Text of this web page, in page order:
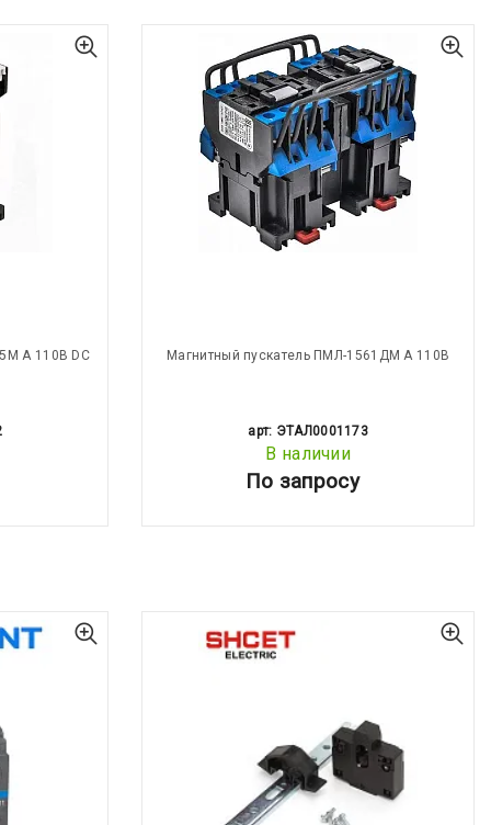
А 110В DC Магнитный пускатель ПМЛ-1561ДМ А 110В
арт: ЭТАЛ0001173
В наличии
По запросу